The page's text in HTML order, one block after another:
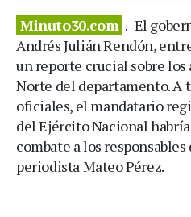
Minuto30.com .- El
Andrés Julián Rendón,
un reporte crucial sobre los
Norte del departamento. A
oficiales, el mandatario
del Ejército Nacional
combate a los
periodista Mateo Pérez.